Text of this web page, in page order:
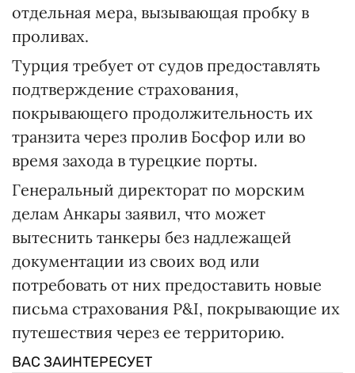
отдельная мера, вызывающая пробку в
проливах.
Турция требует от судов предоставлять
подтверждение страхования,
покрывающего продолжительность их
транзита через пролив Босфор или во
время захода в турецкие порты.
Генеральный директорат по морским
делам Анкары заявил, что может
вытеснить танкеры без надлежащей
документации из своих вод или
потребовать от них предоставить новые
письма страхования P&I, покрывающие их
путешествия через ее территорию.
ВАС ЗАИНТЕРЕСУЕТ